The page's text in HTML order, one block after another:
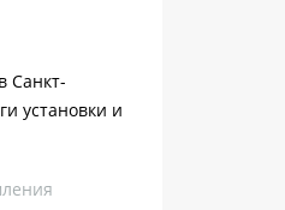
Санкт-
установки и